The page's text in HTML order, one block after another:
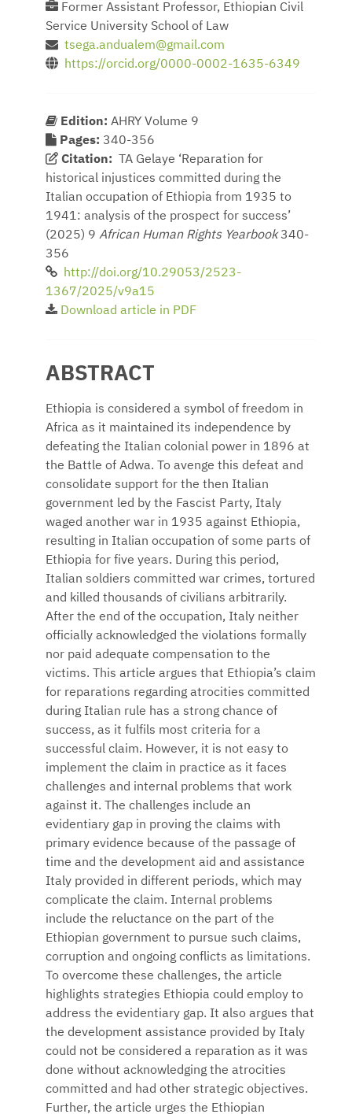
Former Assistant Professor, Ethiopian Civil
Service University School of Law
tsega.andualem@gmail.com
https://orcid.org/0000-0002-1635-6349
Edition: AHRY Volume 9
Pages: 340-356
Citation: TA Gelaye ‘Reparation for
historical injustices committed during the
Italian occupation of Ethiopia from 1935 to
1941: analysis of the prospect for success’
(2025) 9 African Human Rights Yearbook340-
356
http://doi.org/10.29053/2523-
1367/2025/v9a15
Download article in PDF
ABSTRACT
Ethiopia is considered a symbol of freedom in
Africa as it maintained its independence by
defeating the Italian colonial power in 1896 at
the Battle of Adwa. To avenge this defeat and
consolidate support for the then Italian
government led by the Fascist Party, Italy
waged another war in 1935 against Ethiopia,
resulting in Italian occupation of some parts of
Ethiopia for five years. During this period,
Italian soldiers committed war crimes, tortured
and killed thousands of civilians arbitrarily.
After the end of the occupation, Italy neither
officially acknowledged the violations formally
nor paid adequate compensation to the
victims. This article argues that Ethiopia’s claim
for reparations regarding atrocities committed
during Italian rule has a strong chance of
success, as it fulfils most criteria for a
successful claim. However, it is not easy to
implement the claim in practice as it faces
challenges and internal problems that work
against it. The challenges include an
evidentiary gap in proving the claims with
primary evidence because of the passage of
time and the development aid and assistance
Italy provided in different periods, which may
complicate the claim. Internal problems
include the reluctance on the part of the
Ethiopian government to pursue such claims,
corruption and ongoing conflicts as limitations.
To overcome these challenges, the article
highlights strategies Ethiopia could employ to
address the evidentiary gap. It also argues that
the development assistance provided by Italy
could not be considered a reparation as it was
done without acknowledging the atrocities
committed and had other strategic objectives.
Further, the article urges the Ethiopian